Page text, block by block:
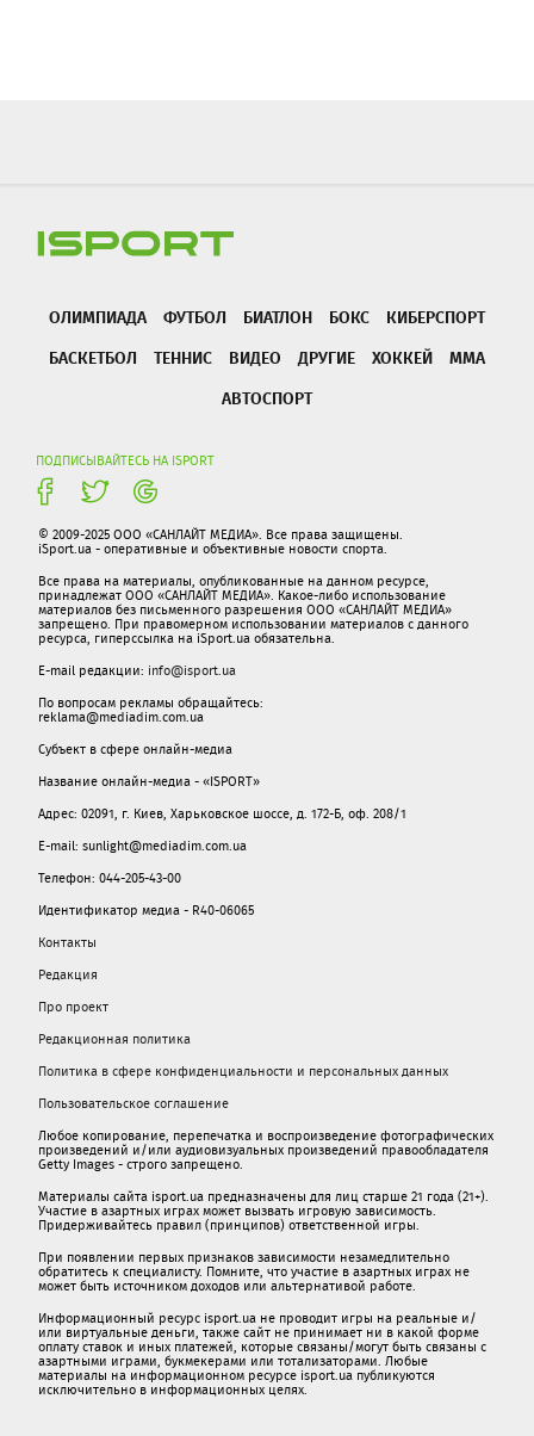
ОЛИМПИАДА ФУТБОЛ БИАТЛОН БОКС
КИБЕРСПОРТ
БАСКЕТБОЛ
ТЕННИС ВИДЕО ДРУГИЕ ХОККЕЙ
ММА
АВТОСПОРТ
ПОДПИСЫВАЙТЕСЬ НА ISPORT
© 2009-2025 ООО «САНЛАЙТ МЕДИА». Все права защищены.
iSport.ua - оперативные и объективные новости спорта.
Все права на материалы, опубликованные на данном ресурсе,
принадлежат ООО «САНЛАЙТ МЕДИА». Какое-либо использование
материалов без письменного разрешения ООО «САНЛАЙТ МЕДИА»
запрещено. При правомерном использовании материалов с данного
ресурса, гиперссылка на iSport.ua обязательна.
E-mail редакции: info@isport.ua
По вопросам рекламы обращайтесь:
reklama@mediadim.com.ua
Субъект в сфере онлайн-медиа
Название онлайн-медиа - «ISPORT»
Адрес: 02091, г. Киев, Харьковское шоссе, д. 172-Б, оф. 208/1
E-mail: sunlight@mediadim.com.ua
Телефон: 044-205-43-00
Идентификатор медиа - R40-06065
Контакты
Редакция
Про проект
Редакционная политика
Политика в сфере конфиденциальности и персональных данных
Пользовательское соглашение
Любое копирование, перепечатка и воспроизведение фотографических
произведений и/или аудиовизуальных произведений правообладателя
Getty Images - строго запрещено.
Материалы сайта isport.ua предназначены для лиц старше 21 года (21+).
Участие в азартных играх может вызвать игровую зависимость.
Придерживайтесь правил (принципов) ответственной игры.
При появлении первых признаков зависимости незамедлительно
обратитесь к специалисту. Помните, что участие в азартных играх не
может быть источником доходов или альтернативой работе.
Информационный ресурс isport.ua не проводит игры на реальные и/
или виртуальные деньги, также сайт не принимает ни в какой форме
oплaту ставок и иных платежей, которые связаны/могут быть связаны c
азартными игрaми, букмекерами или тотализаторами. Любые
материалы на информационном ресурсе isport.ua публикуютcя
исключительно в информационных целях.